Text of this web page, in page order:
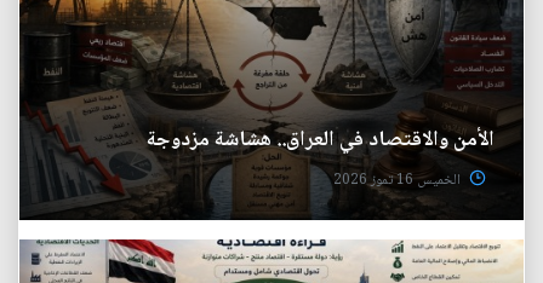
الأمن والاقتصاد في العراق.. هشاشة مزدوجة
الخميس 16 تموز 2026